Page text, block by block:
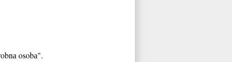
osobа".